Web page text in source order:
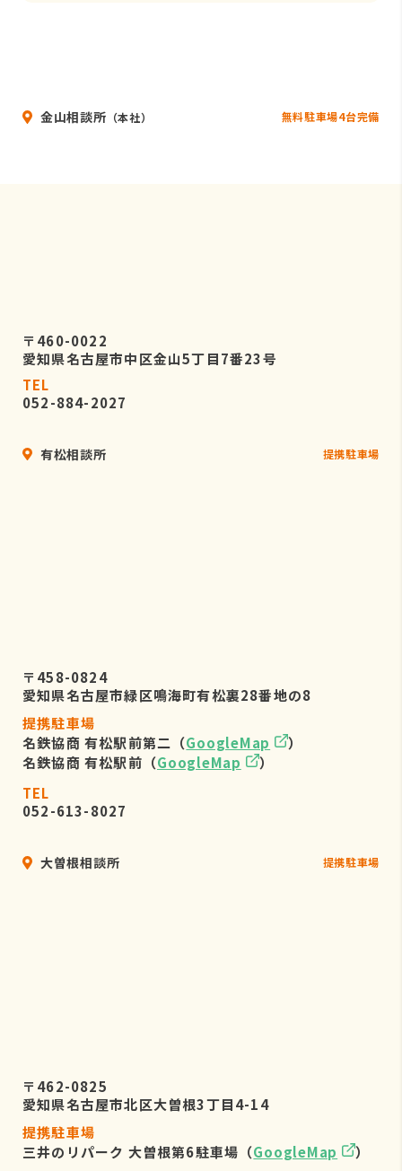
金山相談所 （本社） 無料駐車場4台完備
〒460-0022
愛知県名古屋市中区金山5丁目7番23号
TEL
052-884-2027
有松相談所 提携駐車場
〒458-0824
愛知県名古屋市緑区鳴海町有松裏28番地の8
提携駐車場
名鉄協商 有松駅前第二（GoogleMap
）
名鉄協商 有松駅前（GoogleMap
）
TEL
052-613-8027
大曽根相談所 提携駐車場
〒462-0825
愛知県名古屋市北区大曽根3丁目4-14
提携駐車場
三井のリパーク 大曽根第6駐車場（GoogleMap
）